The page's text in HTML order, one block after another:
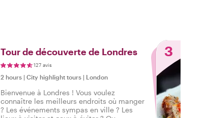
Tour de découverte de Londres
127 avis
2 hours | City highlight tours | London
Bienvenue à Londres ! Vous voulez
connaître les meilleurs endroits où manger
? Les événements sympas en ville ? Les
3